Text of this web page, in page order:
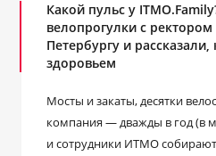
Какой пульс у
велопрогулки с
Петербургу и рассказали,
здоровьем
Мосты и закаты, десятки
компания ― дважды в год (в
и сотрудники ИТМО